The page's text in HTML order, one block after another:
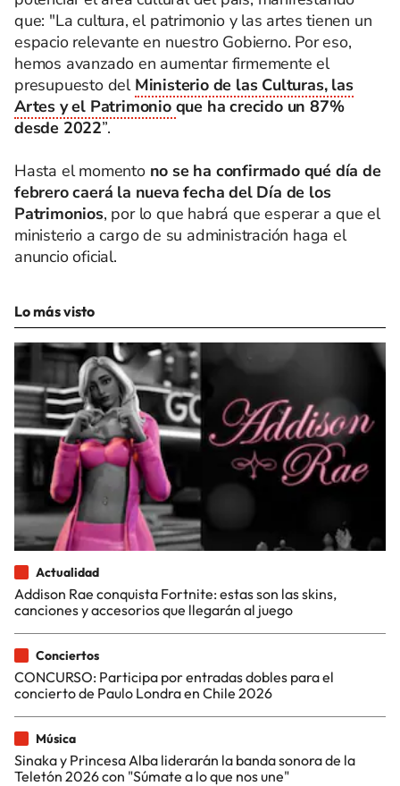
que: "La cultura, el patrimonio y las artes tienen un
espacio relevante en nuestro Gobierno. Por eso,
hemos avanzado en aumentar firmemente el
presupuesto del Ministerio de las Culturas, las
Artes y el Patrimonio que ha crecido un 87%
desde 2022”.
Hasta el momento no se ha confirmado qué día de
febrero caerá la nueva fecha del Día de los
Patrimonios, por lo que habrá que esperar a que el
ministerio a cargo de su administración haga el
anuncio oficial.
Lo más visto
Actualidad
Addison Rae conquista Fortnite: estas son las skins,
canciones y accesorios que llegarán al juego
Conciertos
CONCURSO: Participa por entradas dobles para el
concierto de Paulo Londra en Chile 2026
Música
Sinaka y Princesa Alba liderarán la banda sonora de la
Teletón 2026 con "Súmate a lo que nos une"